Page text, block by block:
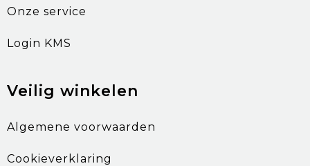
Onze service
Login KMS
Veilig winkelen
Algemene voorwaarden
Cookieverklaring